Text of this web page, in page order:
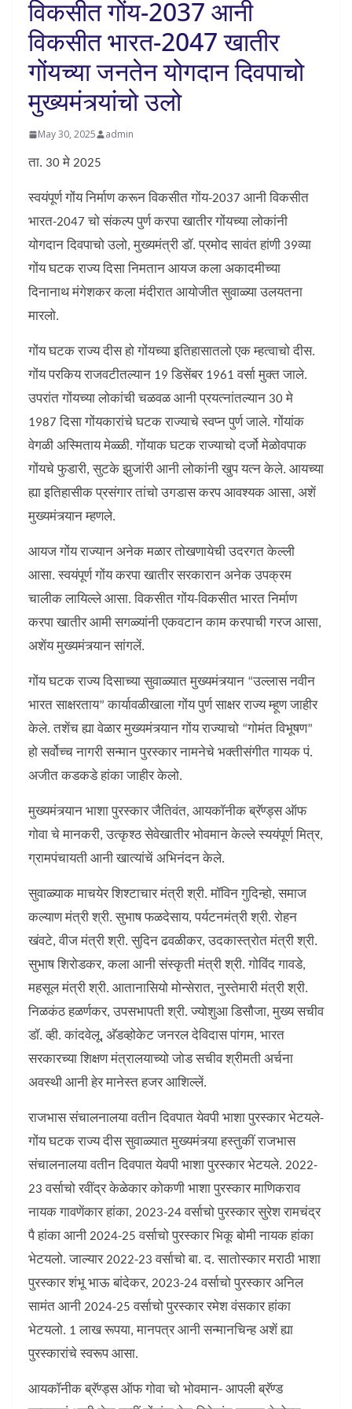
विकसीत गोंय-2037 आनी
विकसीत भारत-2047 खातीर
गोंयच्या जनतेन योगदान दिवपाचो
मुख्यमंत्र्यांचो उलो
May 30, 2025 admin
ता. 30 मे 2025
स्वयंपूर्ण गोंय निर्माण करून विकसीत गोंय-2037 आनी विकसीत
भारत-2047 चो संकल्प पुर्ण करपा खातीर गोंयच्या लोकांनी
योगदान दिवपाचो उलो, मुख्यमंत्री डॉ. प्रमोद सावंत हांणी 39व्या
गोंय घटक राज्य दिसा निमतान आयज कला अकादमीच्या
दिनानाथ मंगेशकर कला मंदीरात आयोजीत सुवाळ्या उलयतना
मारलो.
गोंय घटक राज्य दीस हो गोंयच्या इतिहासातलो एक म्हत्वाचो दीस.
गोंय परकिय राजवटीतल्यान 19 डिसेंबर 1961 वर्सा मुक्त जाले.
उपरांत गोंयच्या लोकांची चळवळ आनी प्रयत्नांतल्यान 30 मे
1987 दिसा गोंयकारांचे घटक राज्याचे स्वप्न पुर्ण जाले. गोंयांक
वेगळी अस्मिताय मेळ्ळी. गोंयाक घटक राज्याचो दर्जो मेळोवपाक
गोंयचे फुडारी, सुटके झुजांरी आनी लोकांनी खुप यत्न केले. आयच्या
ह्या इतिहासीक प्रसंगार तांचो उगडास करप आवश्यक आसा, अशें
मुख्यमंत्र्यान म्हणले.
आयज गोंय राज्यान अनेक मळार तोखणायेची उदरगत केल्ली
आसा. स्वयंपूर्ण गोंय करपा खातीर सरकारान अनेक उपक्रम
चालीक लायिल्ले आसा. विकसीत गोंय-विकसीत भारत निर्माण
करपा खातीर आमी सगळ्यांनी एकवटान काम करपाची गरज आसा,
अशेंय मुख्यमंत्र्यान सांगलें.
गोंय घटक राज्य दिसाच्या सुवाळ्यात मुख्यमंत्र्यान “उल्लास नवीन
भारत साक्षरताय” कार्यावळीखाला गोंय पुर्ण साक्षर राज्य म्हूण जाहीर
केले. तशेंच ह्या वेळार मुख्यमंत्र्यान गोंय राज्याचो “गोमंत विभूषण”
हो सर्वोच्च नागरी सन्मान पुरस्कार नामनेचे भक्तीसंगीत गायक पं.
अजीत कडकडे हांका जाहीर केलो.
मुख्यमंत्र्यान भाशा पुरस्कार जैतिवंत, आयकॉनीक ब्रॅण्ड्स ऑफ
गोवा चे मानकरी, उत्कृश्ठ सेवेखातीर भोवमान केल्ले स्ययंपूर्ण मित्र,
ग्रामपंचायती आनी खात्यांचें अभिनंदन केले.
सुवाळ्याक माचयेर शिश्टाचार मंत्री श्री. मॉविन गुदिन्हो, समाज
कल्याण मंत्री श्री. सुभाष फळदेसाय, पर्यटनमंत्री श्री. रोहन
खंवटे, वीज मंत्री श्री. सुदिन ढवळीकर, उदकास्त्रोत मंत्री श्री.
सुभाष शिरोडकर, कला आनी संस्कृती मंत्री श्री. गोविंद गावडे,
महसूल मंत्री श्री. आतानासियो मोन्सेरात, नुस्तेमारी मंत्री श्री.
निळकंठ हळर्णकर, उपसभापती श्री. ज्योशुआ डिसौजा, मुख्य सचीव
डॉ. व्ही. कांदवेलू, अ‍ॅडव्होकेट जनरल देविदास पांगम, भारत
सरकारच्या शिक्षण मंत्रालयाच्यो जोड सचीव श्रीमती अर्चना
अवस्थी आनी हेर मानेस्त हजर आशिल्लें.
राजभास संचालनालया वतीन दिवपात येवपी भाशा पुरस्कार भेटयले-
गोंय घटक राज्य दीस सुवाळ्यात मुख्यमंत्र्या हस्तुकीं राजभास
संचालनालया वतीन दिवपात येवपी भाशा पुरस्कार भेटयले. 2022-
23 वर्साचो रवींद्र केळेकार कोकणी भाशा पुरस्कार माणिकराव
नायक गावणेंकार हांका, 2023-24 वर्साचो पुरस्कार सुरेश रामचंद्र
पै हांका आनी 2024-25 वर्साचो पुरस्कार भिकू बोमी नायक हांका
भेटयलो. जाल्यार 2022-23 वर्साचो बा. द. सातोस्कार मराठी भाशा
पुरस्कार शंभू भाऊ बांदेकर, 2023-24 वर्साचो पुरस्कार अनिल
सामंत आनी 2024-25 वर्साचो पुरस्कार रमेश वंसकार हांका
भेटयलो. 1 लाख रूपया, मानपत्र आनी सन्मानचिन्ह अशें ह्या
पुरस्कारांचे स्वरूप आसा.
आयकॉनीक ब्रॅण्ड्स ऑफ गोवा चो भोवमान- आपली ब्रॅण्ड